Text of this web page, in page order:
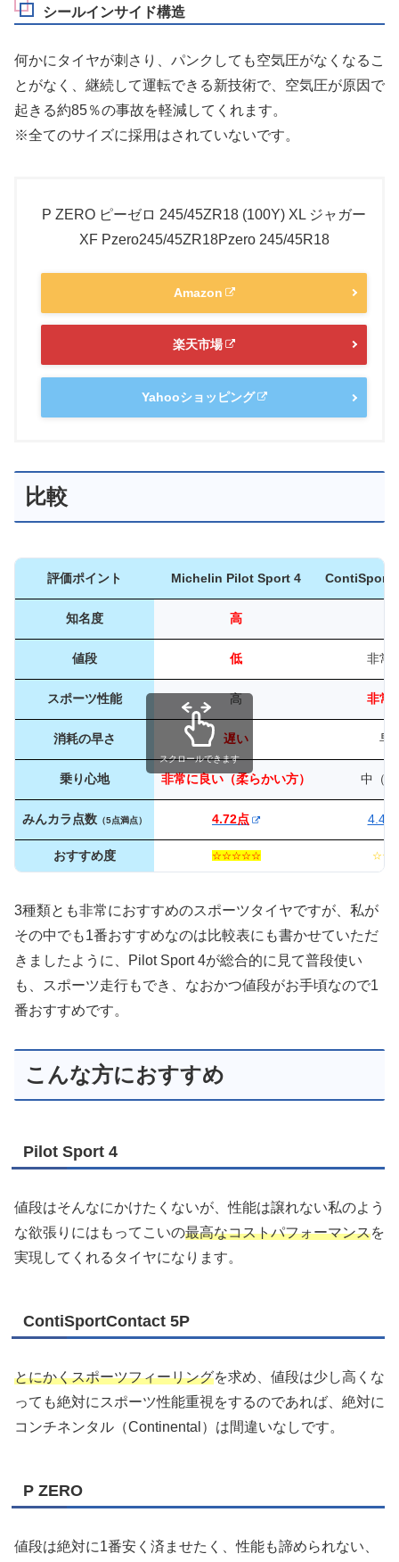
シールインサイド構造
何かにタイヤが刺さり、パンクしても空気圧がなくなるこ
とがなく、継続して運転できる新技術で、空気圧が原因で
起きる約85％の事故を軽減してくれます。
※全てのサイズに採用はされていないです。
P ZERO ピーゼロ 245/45ZR18 (100Y) XL ジャガー
XF Pzero245/45ZR18Pzero 245/45R18
Amazon
楽天市場
Yahooショッピング
比較
評価ポイント Michelin Pilot Sport 4
知名度 高
値段 低 非常
スポーツ性能 高 非常
消耗の早さ 遅い 早
乗り心地 非常に良い（柔らかい方） 中（
みんカラ点数 （5点満点） 4.72点 4.47
おすすめ度 ☆☆☆☆☆
スクロールできます
3種類とも非常におすすめのスポーツタイヤですが、私が
その中でも1番おすすめなのは比較表にも書かせていただ
きましたように、Pilot Sport 4が総合的に見て普段使い
も、スポーツ走行もでき、なおかつ値段がお手頃なので1
番おすすめです。
こんな方におすすめ
Pilot Sport 4
値段はそんなにかけたくないが、性能は譲れない私のよう
な欲張りにはもってこいの最高なコストパフォーマンスを
実現してくれるタイヤになります。
ContiSportContact 5P
とにかくスポーツフィーリングを求め、値段は少し高くな
っても絶対にスポーツ性能重視をするのであれば、絶対に
コンチネンタル（Continental）は間違いなしです。
P ZERO
値段は絶対に1番安く済ませたく、性能も諦められない、